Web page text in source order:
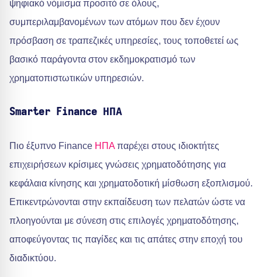
ψηφιακό νόμισμα προσιτό σε όλους,
συμπεριλαμβανομένων των ατόμων που δεν έχουν
πρόσβαση σε τραπεζικές υπηρεσίες, τους τοποθετεί ως
βασικό παράγοντα στον εκδημοκρατισμό των
χρηματοπιστωτικών υπηρεσιών.
Smarter Finance ΗΠΑ
Πιο έξυπνο Finance ΗΠΑπαρέχει στους ιδιοκτήτες
επιχειρήσεων κρίσιμες γνώσεις χρηματοδότησης για
κεφάλαια κίνησης και χρηματοδοτική μίσθωση εξοπλισμού.
Επικεντρώνονται στην εκπαίδευση των πελατών ώστε να
πλοηγούνται με σύνεση στις επιλογές χρηματοδότησης,
αποφεύγοντας τις παγίδες και τις απάτες στην εποχή του
διαδικτύου.